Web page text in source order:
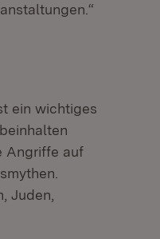
ein wichtiges
Angriffe auf
Juden,